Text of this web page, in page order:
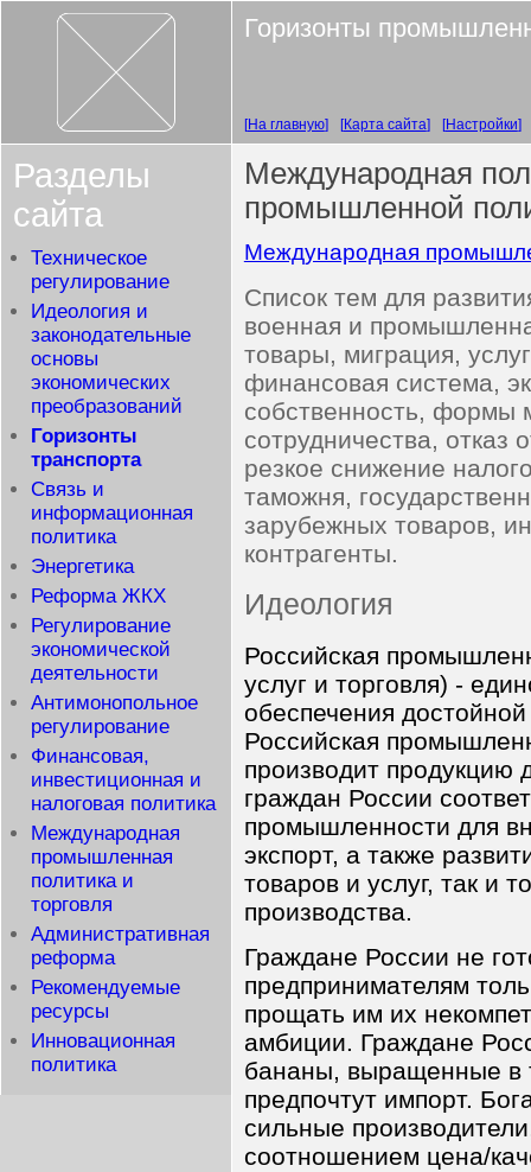
Горизонты
На главную Карта сайта Настройки
Разделы
сайта
Техническое
регулирование
Идеология и
законодательные
основы
экономических
преобразований
Горизонты
транспорта
Связь и
информационная
политика
Энергетика
Реформа ЖКХ
Регулирование
экономической
деятельности
Антимонопольное
регулирование
Финансовая,
инвестиционная и
налоговая политика
Международная
промышленная
политика и
торговля
Административная
реформа
Рекомендуемые
ресурсы
Инновационная
политика
Международная
промышленной
Международная
Список тем для
военная и
товары, миграция,
финансовая система,
собственность, формы
сотрудничества, отказ
резкое снижение
таможня,
зарубежных товаров,
контрагенты.
Идеология
Российская
услуг и торговля) -
обеспечения
Российская
производит продукцию
граждан России
промышленности для
экспорт, а также
товаров и услуг, так и
производства.
Граждане России не
предпринимателям
прощать им их
амбиции. Граждане
бананы, выращенные в
предпочтут импорт.
сильные
соотношением цена/